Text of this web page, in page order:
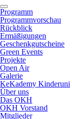
Programm
Programmvorschau
Rückblick
Ermäßigungen
Geschenkgutscheine
Green Events
Projekte
Open Air
Galerie
KeKademy Kinderuni
Über uns
Das OKH
OKH Vorstand
Mitglieder